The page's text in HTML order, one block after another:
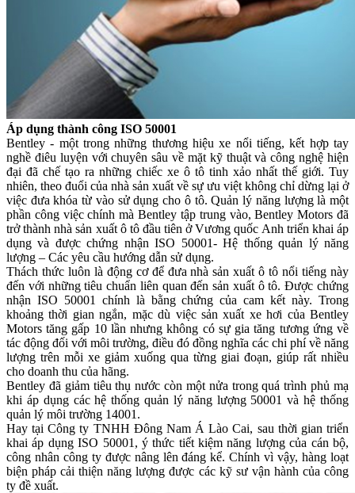
Áp dụng thành công ISO 50001
Bentley - một trong những thương hiệu xe nổi tiếng, kết hợp tay
nghề điêu luyện với chuyên sâu về mặt kỹ thuật và công nghệ hiện
đại đã chế tạo ra những chiếc xe ô tô tinh xảo nhất thế giới. Tuy
nhiên, theo đuổi của nhà sản xuất về sự ưu việt không chỉ dừng lại ở
việc đưa khóa từ vào sử dụng cho ô tô. Quản lý năng lượng là một
phần công việc chính mà Bentley tập trung vào, Bentley Motors đã
trở thành nhà sản xuất ô tô đầu tiên ở Vương quốc Anh triển khai áp
dụng và được chứng nhận ISO 50001- Hệ thống quản lý năng
lượng – Các yêu cầu hướng dẫn sử dụng.
Thách thức luôn là động cơ để đưa nhà sản xuất ô tô nổi tiếng này
đến với những tiêu chuẩn liên quan đến sản xuất ô tô. Được chứng
nhận ISO 50001 chính là bằng chứng của cam kết này. Trong
khoảng thời gian ngắn, mặc dù việc sản xuất xe hơi của Bentley
Motors tăng gấp 10 lần nhưng không có sự gia tăng tương ứng về
tác động đối với môi trường, điều đó đồng nghĩa các chi phí về năng
lượng trên mỗi xe giảm xuống qua từng giai đoạn, giúp rất nhiều
cho doanh thu của hãng.
Bentley đã giảm tiêu thụ nước còn một nửa trong quá trình phủ mạ
khi áp dụng các hệ thống quản lý năng lượng 50001 và hệ thống
quản lý môi trường 14001.
Hay tại Công ty TNHH Đông Nam Á Lào Cai, sau thời gian triển
khai áp dụng ISO 50001, ý thức tiết kiệm năng lượng của cán bộ,
công nhân công ty được nâng lên đáng kể. Chính vì vậy, hàng loạt
biện pháp cải thiện năng lượng được các kỹ sư vận hành của công
ty đề xuất.